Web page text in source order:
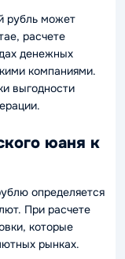
рубль может
расчете
денежных
компаниями.
выгодности
юаня к
определяется
При расчете
которые
рынках.